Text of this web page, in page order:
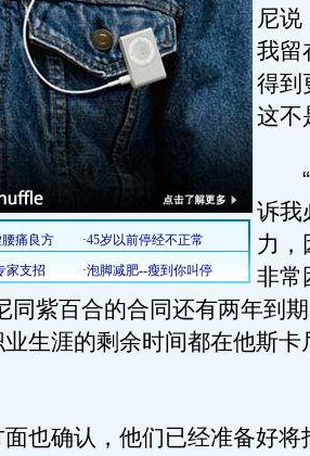
尼说
我留
得到
这不
“
诉我
力，
非常
同紫百合的合同还有两年到
生涯的剩余时间都在他斯卡
确认，他们已经准备好将